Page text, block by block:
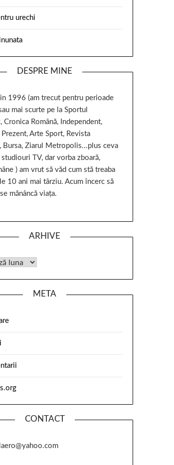
urechi
DESPRE MINE
1996 (am trecut pentru perioade
mai scurte pe la Sportul
Cronica Română, Independent,
Prezent, Arte Sport, Revista
Bursa, Ziarul Metropolis...plus ceva
TV, dar vorba zboară,
) am vrut să văd cum stă treaba
10 ani mai târziu. Acum încerc să
mănâncă viața.
ARHIVE
META
CONTACT